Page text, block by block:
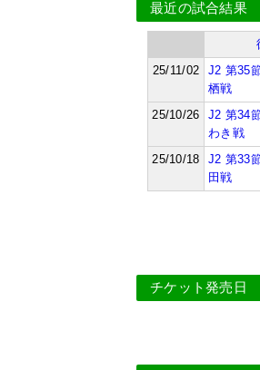
最近の試合結果
25/11/02
J2 第35
栖戦
25/10/26
J2 第34
わき戦
25/10/18
J2 第33
田戦
チケット発売日